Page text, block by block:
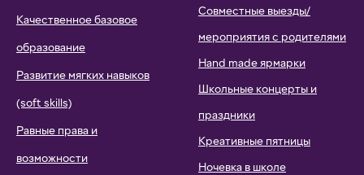
Качественное базовое
образование
Развитие мягких навыков
(soft skills)
Равные права и
возможности
Совместные выезды/
мероприятия с родителями
Hand made ярмарки
Школьные концерты и
праздники
Креативные пятницы
Ночевка в школе